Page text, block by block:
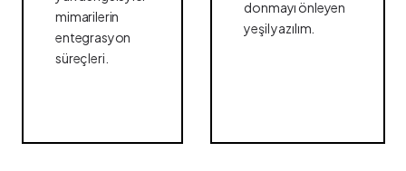
mimarilerin
entegrasyon
süreçleri.
donmayı önleyen
yeşil yazılım.